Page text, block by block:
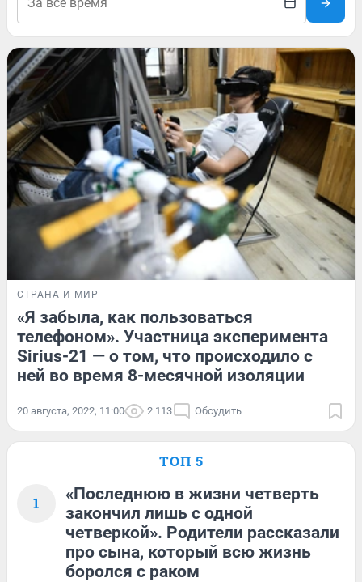
СТРАНА И МИР
«Я забыла, как пользоваться
телефоном». Участница эксперимента
Sirius-21 — о том, что происходило с
ней во время 8-месячной изоляции
20 августа, 2022, 11:00 2 113 Обсудить
ТОП 5
1
«Последнюю в жизни четверть
закончил лишь с одной
четверкой». Родители рассказали
про сына, который всю жизнь
боролся с раком